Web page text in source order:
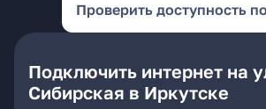
Проверить доступность
Подключить интернет на
Сибирская в Иркутске